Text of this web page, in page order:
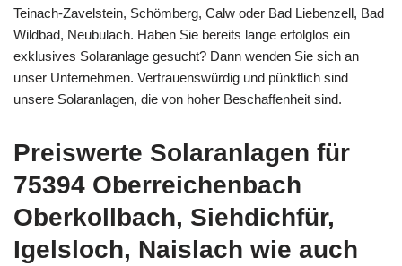
Teinach-Zavelstein, Schömberg, Calw oder Bad Liebenzell, Bad
Wildbad, Neubulach. Haben Sie bereits lange erfolglos ein
exklusives Solaranlage gesucht? Dann wenden Sie sich an
unser Unternehmen. Vertrauenswürdig und pünktlich sind
unsere Solaranlagen, die von hoher Beschaffenheit sind.
Preiswerte Solaranlagen für
75394 Oberreichenbach
Oberkollbach, Siehdichfür,
Igelsloch, Naislach wie auch